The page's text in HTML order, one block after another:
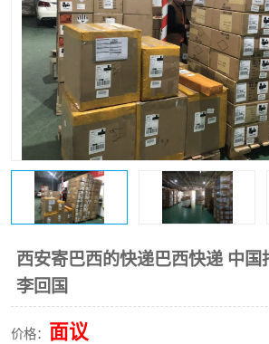
西安寄巴西的快递巴西快递 中国
李回国
价格： 面议
深圳国际物流公司 深圳
DHL国际快递电话 深圳
新能源电池出口物流